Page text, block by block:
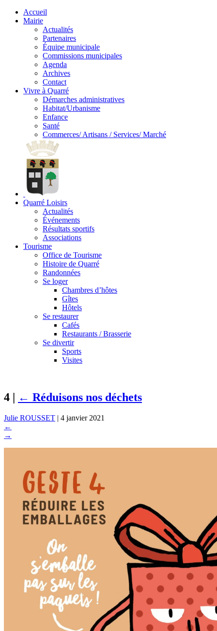
Accueil
Mairie
Actualités
Partenaires
Équipe municipale
Commissions municipales
Agenda
Archives
Contact
Vivre à Quarré
Démarches administratives
Habitat/Urbanisme
Enfance
Santé
Commerces/ Artisans / Services/ Marché
Quarré Loisirs
Actualités
Événements
Résultats sportifs
Associations
Tourisme
Office de Tourisme
Histoire de Quarré
Randonnées
Se loger
Chambres d’hôtes
Gîtes
Hôtels
Se restaurer
Cafés
Restaurants / Brasserie
Se divertir
Sports
Visites
4 | ← Réduisons nos déchets
Julie ROUSSET | 4 janvier 2021
←
→